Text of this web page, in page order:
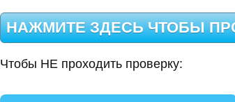
Чтобы НЕ проходить проверку: